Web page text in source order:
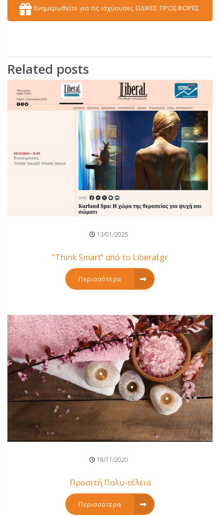
Ενημερωθείτε για τις ισχύουσες ΕΙΔΙΚΕΣ ΠΡΟΣΦΟΡΕΣ
Related posts
13/01/2025
“Think Smart” από τo Liberal.gr
Περισσότερα
18/11/2020
Προσιτή Πολυ-τέλεια
Περισσότερα